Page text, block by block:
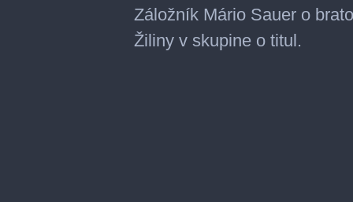
seconds
of
46
seconds
Záložník Mário Sauer o
Žiliny v skupine o titul.